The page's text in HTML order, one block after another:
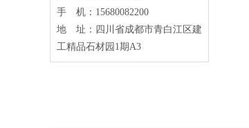
手 机：15680082200
地 址：四川省成都市青白江区建
工精品石材园1期A3